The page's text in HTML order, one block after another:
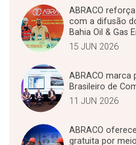
ABRACO
com a difusão
Bahia Oil & Gas
15 JUN 2026
ABRACO marca
Brasileiro de
11 JUN 2026
ABRACO
gratuita por